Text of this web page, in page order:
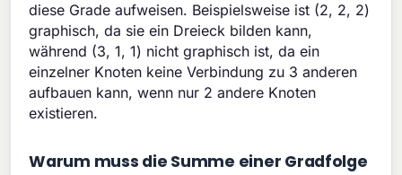
diese Grade aufweisen. Beispielsweise ist (2, 2, 2)
graphisch, da sie ein Dreieck bilden kann,
während (3, 1, 1) nicht graphisch ist, da ein
einzelner Knoten keine Verbindung zu 3 anderen
aufbauen kann, wenn nur 2 andere Knoten
existieren.
Warum muss die Summe einer Gradfolge